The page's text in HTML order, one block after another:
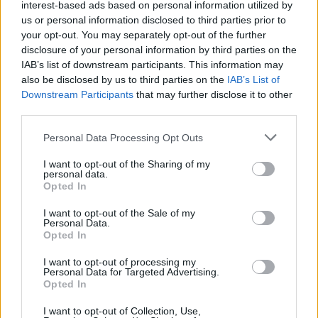
interest-based ads based on personal information utilized by
us or personal information disclosed to third parties prior to
your opt-out. You may separately opt-out of the further
disclosure of your personal information by third parties on the
IAB’s list of downstream participants. This information may
also be disclosed by us to third parties on the IAB’s List of
Downstream Participants that may further disclose it to other
Personal Data Processing Opt Outs
I want to opt-out of the Sharing of my
personal data.
Opted In
I want to opt-out of the Sale of my
Personal Data.
Opted In
I want to opt-out of processing my
Personal Data for Targeted Advertising.
Opted In
I want to opt-out of Collection, Use,
Depressie - antidepressiva overig
Ethinylestradiol / Levonorgestrel (656)
Anticonceptie - eenfase
Seroquel (647)
Psychose / schizofrenie - antipsychotica
Antibiotica - penicillines breedspectrum
Wellbutrin XR (646)
Metformine (620)
Diabetes (suikerziekte) - orale middelen
Implanon (hormoonimplantaat) (584)
Anticonceptie - overig
Depressie - antidepressiva SSRI